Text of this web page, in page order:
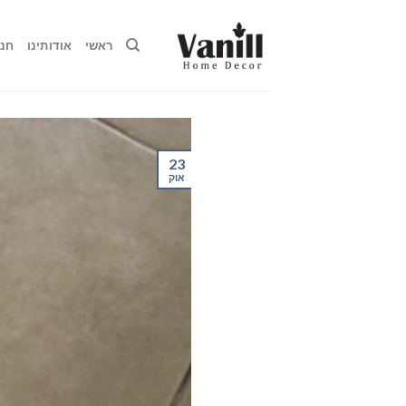
ראשי אודותינו
23
אוק